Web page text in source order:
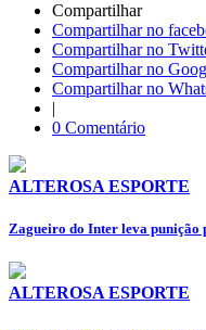
Compartilhar
Compartilhar no
Compartilhar no
Compartilhar no
Compartilhar no
|
0 Comentário
ALTEROSA ESPORTE
Zagueiro do Inter leva punição
ALTEROSA ESPORTE